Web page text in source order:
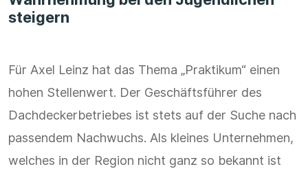
steigern
Für Axel Leinz hat das Thema „Praktikum“ einen
hohen Stellenwert. Der Geschäftsführer des
Dachdeckerbetriebes ist stets auf der Suche nach
passendem Nachwuchs. Als kleines Unternehmen,
welches in der Region nicht ganz so bekannt ist